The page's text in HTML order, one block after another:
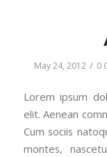
May 24, 2012 / 0
Lorem ipsum
elit. Aenean
Cum sociis
montes,